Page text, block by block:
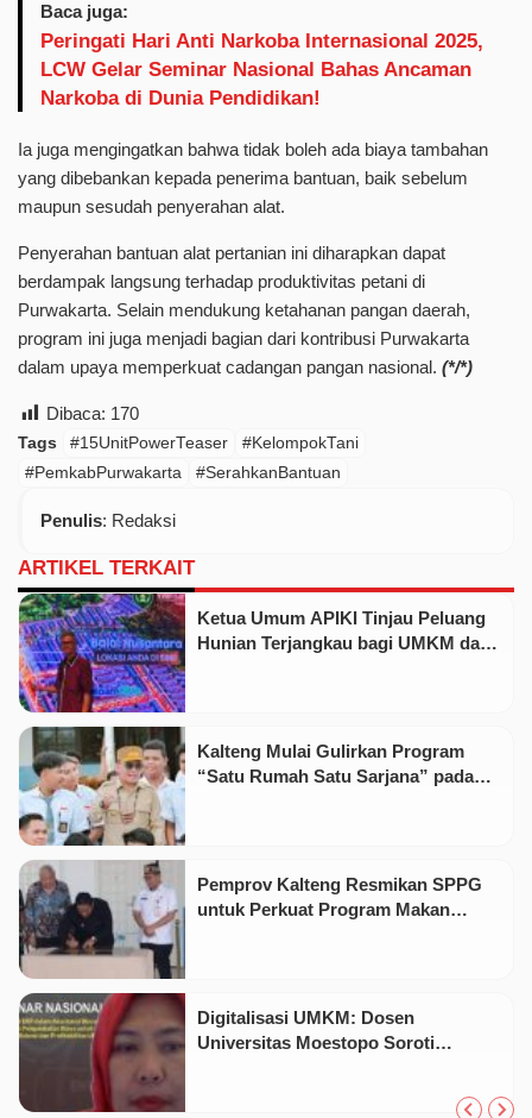
Baca juga:
Peringati Hari Anti Narkoba Internasional 2025,
LCW Gelar Seminar Nasional Bahas Ancaman
Narkoba di Dunia Pendidikan!
Ia juga mengingatkan bahwa tidak boleh ada biaya tambahan
yang dibebankan kepada penerima bantuan, baik sebelum
maupun sesudah penyerahan alat.
Penyerahan bantuan alat pertanian ini diharapkan dapat
berdampak langsung terhadap produktivitas petani di
Purwakarta. Selain mendukung ketahanan pangan daerah,
program ini juga menjadi bagian dari kontribusi Purwakarta
dalam upaya memperkuat cadangan pangan nasional. (*/*)
Dibaca: 170
Tags #15UnitPowerTeaser
#KelompokTani
#PemkabPurwakarta
#SerahkanBantuan
Penulis: Redaksi
ARTIKEL TERKAIT
Ketua Umum APIKI Tinjau Peluang
Hunian Terjangkau bagi UMKM dan
Kalteng Mulai Gulirkan Program
“Satu Rumah Satu Sarjana” pada
Pemprov Kalteng Resmikan SPPG
untuk Perkuat Program Makan
Digitalisasi UMKM: Dosen
Universitas Moestopo Soroti